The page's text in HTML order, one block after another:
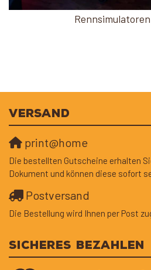
VERSAND
print@home
Die bestellten Gutscheine erhalten
Dokument und können diese sofort
Postversand
Die Bestellung wird Ihnen per Post
SICHERES BEZAHLEN